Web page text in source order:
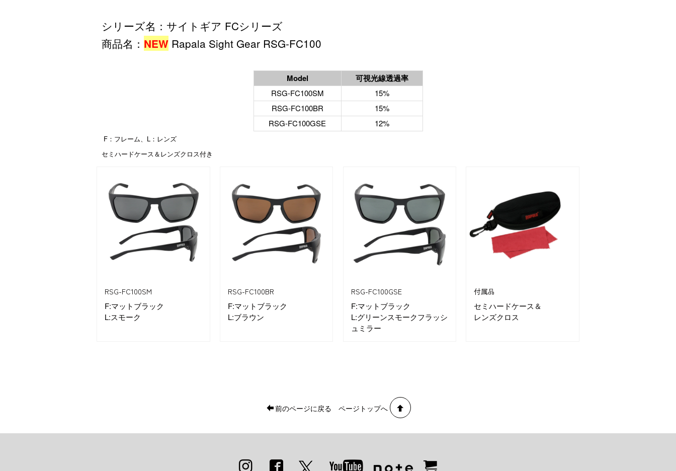
シリーズ名：サイトギア FCシリーズ
商品名： NEW Rapala Sight Gear RSG-FC100
Model 可視光線透過率
RSG-FC100SM
15%
RSG-FC100BR
15%
RSG-FC100GSE
12%
F：フレーム、L：レンズ
セミハードケース＆レンズクロス付き
RSG-FC100SM
F:マットブラック
L:スモーク
RSG-FC100BR
F:マットブラック
L:ブラウン
RSG-FC100GSE
F:マットブラック
L:グリーンスモークフラッシ
ュミラー
付属品
セミハードケース＆
レンズクロス
前のページに戻る ページトップへ